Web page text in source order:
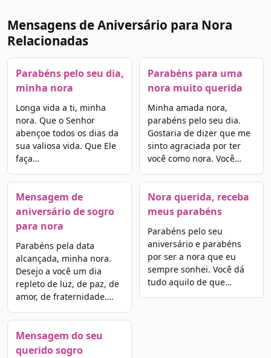
Mensagens de Aniversário para Nora
Relacionadas
Parabéns pelo seu dia,
minha nora
Longa vida a ti, minha
nora. Que o Senhor
abençoe todos os dias da
sua valiosa vida. Que Ele
faça…
Mensagem de
aniversário de sogro
para nora
Parabéns pela data
alcançada, minha nora.
Desejo a você um dia
repleto de luz, de paz, de
amor, de fraternidade….
Mensagem do seu
querido sogro
Parabéns para uma
nora muito querida
Minha amada nora,
parabéns pelo seu dia.
Gostaria de dizer que me
sinto agraciada por ter
você como nora. Você…
Nora querida, receba
meus parabéns
Parabéns pelo seu
aniversário e parabéns
por ser a nora que eu
sempre sonhei. Você dá
tudo aquilo de que…